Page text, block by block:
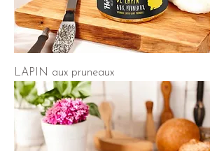
LAPIN aux pruneaux